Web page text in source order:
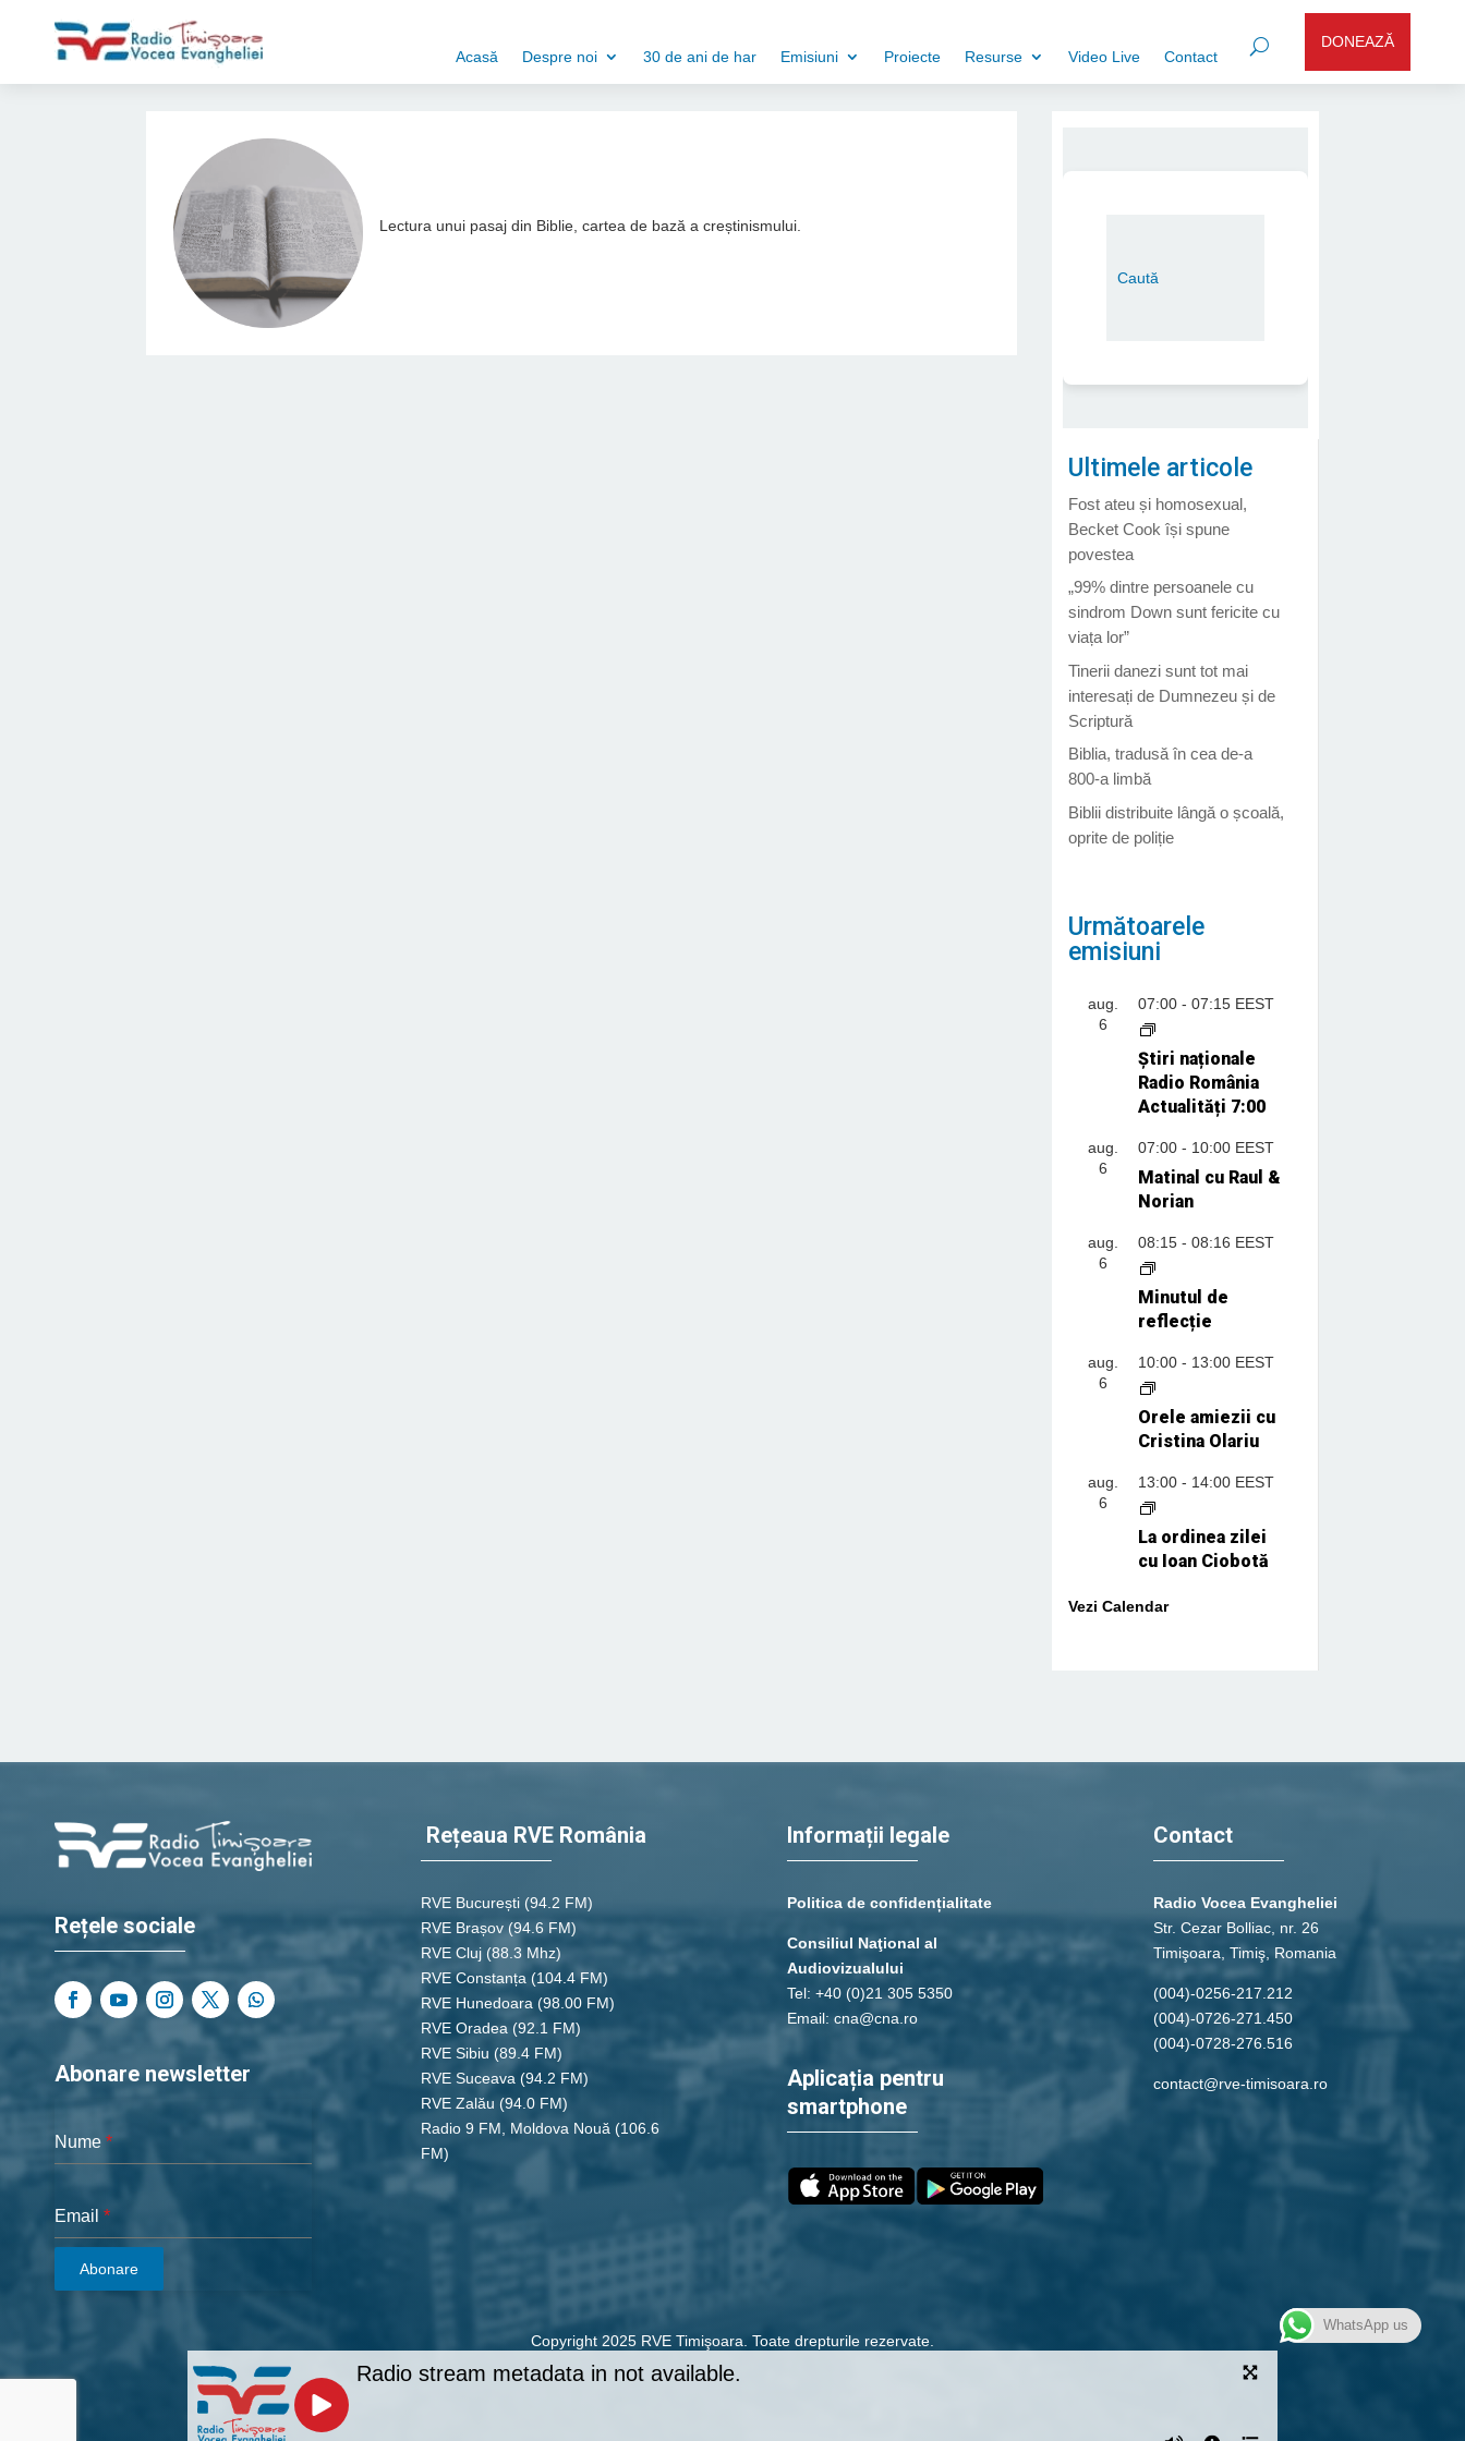
Acasă Despre noi 30 de ani de har Emisiuni Proiecte Resurse Video Live Contact
DONEAZĂ
Lectura unui pasaj din Biblie, cartea de bază a creștinismului.
Ultimele articole
Fost ateu și homosexual,
Becket Cook își spune
povestea
„99% dintre persoanele cu
sindrom Down sunt fericite cu
viața lor”
Tinerii danezi sunt tot mai
interesați de Dumnezeu și de
Scriptură
Biblia, tradusă în cea de-a
800-a limbă
Biblii distribuite lângă o școală,
oprite de poliție
Următoarele
emisiuni
aug.
6
07:00- 07:15 EEST
Știri naționale
Radio România
Actualități 7:00
aug.
6
07:00- 10:00 EEST
Matinal cu Raul &
Norian
aug.
6
08:15- 08:16 EEST
Minutul de
reflecție
aug.
6
10:00- 13:00 EEST
Orele amiezii cu
Cristina Olariu
aug.
6
13:00- 14:00 EEST
La ordinea zilei
cu Ioan Ciobotă
Vezi Calendar
Rețele sociale
Abonare newsletter
Nume *
Email *
Abonare
Rețeaua RVE România
RVE București (94.2 FM)
RVE Brașov (94.6 FM)
RVE Cluj (88.3 Mhz)
RVE Constanța (104.4 FM)
RVE Hunedoara (98.00 FM)
RVE Oradea (92.1 FM)
RVE Sibiu (89.4 FM)
RVE Suceava (94.2 FM)
RVE Zalău (94.0 FM)
Radio 9 FM, Moldova Nouă (106.6
FM)
Informații legale
Politica de confidențialitate
Consiliul Naţional al
Audiovizualului
Tel: +40 (0)21 305 5350
Email: cna@cna.ro
Aplicația pentru
smartphone
Contact
Radio Vocea Evangheliei
Str. Cezar Bolliac, nr. 26
Timişoara, Timiş, Romania
(004)-0256-217.212
(004)-0726-271.450
(004)-0728-276.516
contact@rve-timisoara.ro
Copyright 2025 RVE Timişoara. Toate drepturile rezervate.
Radio stream metadata in not available.
WhatsApp us